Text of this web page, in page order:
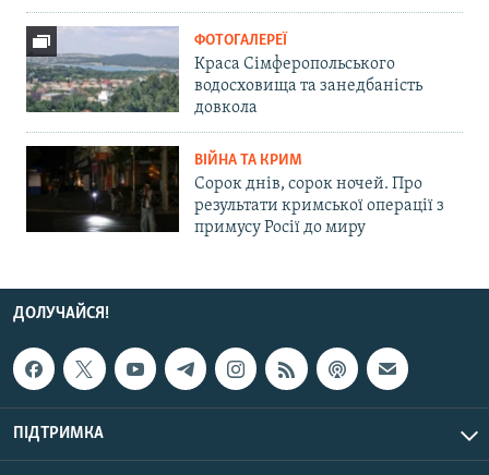
ФОТОГАЛЕРЕЇ
Краса Сімферопольського
водосховища та занедбаність
довкола
ВІЙНА ТА КРИМ
Сорок днів, сорок ночей. Про
результати кримської операції з
примусу Росії до миру
ДОЛУЧАЙСЯ!
ПІДТРИМКА